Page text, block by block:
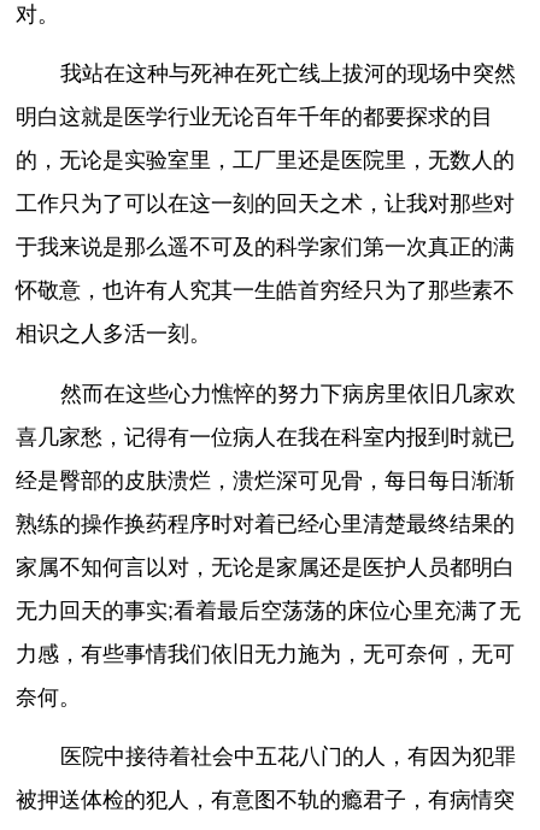
对。
我站在这种与死神在死亡线上拔河的现场中突然
明白这就是医学行业无论百年千年的都要探求的目
的，无论是实验室里，工厂里还是医院里，无数人的
工作只为了可以在这一刻的回天之术，让我对那些对
于我来说是那么遥不可及的科学家们第一次真正的满
怀敬意，也许有人究其一生皓首穷经只为了那些素不
相识之人多活一刻。
然而在这些心力憔悴的努力下病房里依旧几家欢
喜几家愁，记得有一位病人在我在科室内报到时就已
经是臀部的皮肤溃烂，溃烂深可见骨，每日每日渐渐
熟练的操作换药程序时对着已经心里清楚最终结果的
家属不知何言以对，无论是家属还是医护人员都明白
无力回天的事实;看着最后空荡荡的床位心里充满了无
力感，有些事情我们依旧无力施为，无可奈何，无可
奈何。
医院中接待着社会中五花八门的人，有因为犯罪
被押送体检的犯人，有意图不轨的瘾君子，有病情突